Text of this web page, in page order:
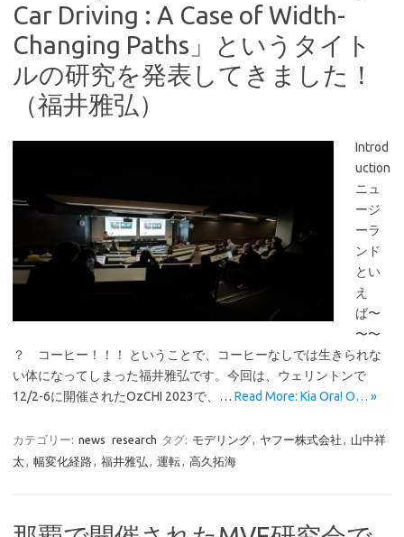
Car Driving : A Case of Width-
Changing Paths」というタイト
ルの研究を発表してきました！
（福井雅弘）
Introd
uction
ニュ
ージ
ーラ
ンド
とい
え
ば〜
〜〜
？ コーヒー！！！ ということで、コーヒーなしでは生きられな
い体になってしまった福井雅弘です。今回は、ウェリントンで
12/2-6に開催されたOzCHI 2023で、… Read More: Kia Ora! O… »
カテゴリー: news research タグ: モデリング, ヤフー株式会社 , 山中祥
太, 幅変化経路, 福井雅弘 , 運転, 高久拓海